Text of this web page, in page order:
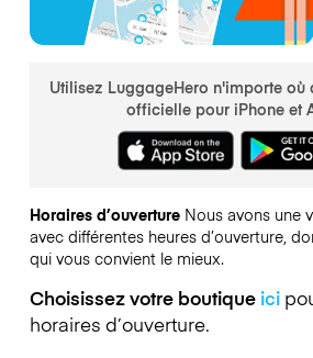
Utilisez LuggageHero n'importe
officielle pour iPhone et
Horaires d’ouverture Nous avons une
avec différentes heures d’ouverture,
qui vous convient le mieux.
Choisissez votre boutique ici
horaires d’ouverture.